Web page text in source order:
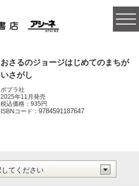
おさるのジョージはじめてのまちが
いさがし
ポプラ社
2025年11月発売
税込価格：935円
ISBNコード：9784591187647